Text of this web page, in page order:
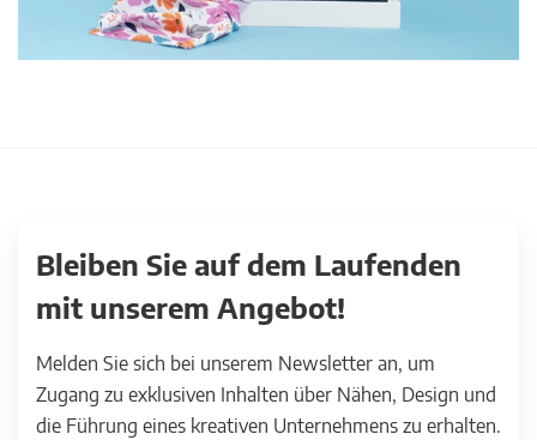
Bleiben Sie auf dem Laufenden
mit unserem Angebot!
Melden Sie sich bei unserem Newsletter an, um
Zugang zu exklusiven Inhalten über Nähen, Design und
die Führung eines kreativen Unternehmens zu erhalten.